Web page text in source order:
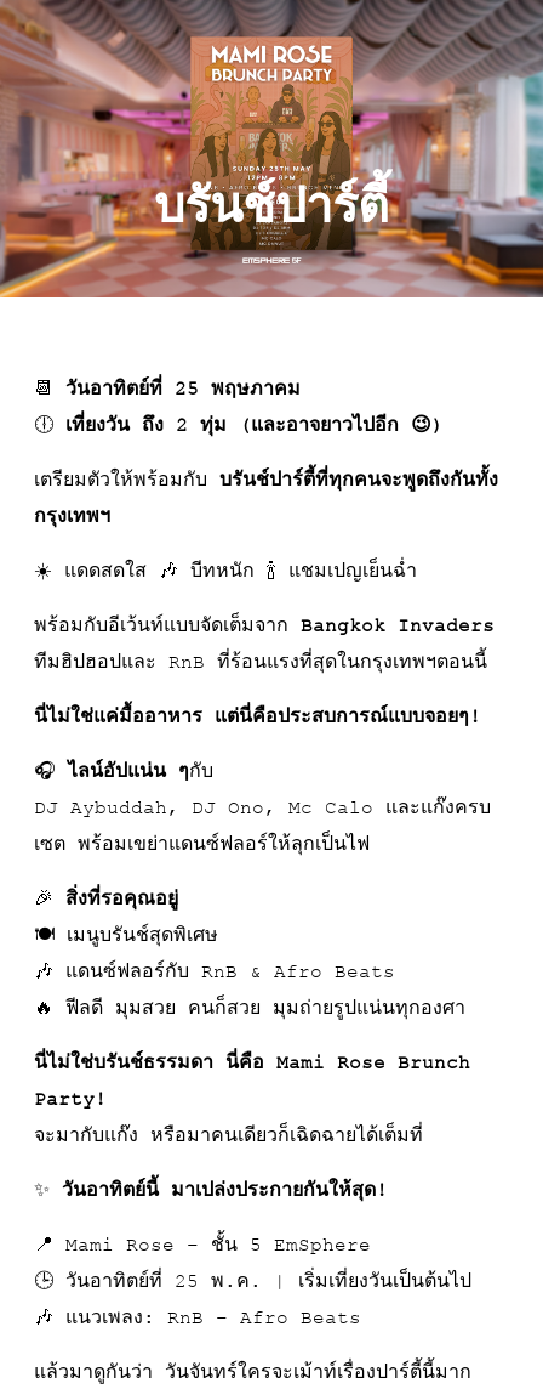
การจอง
บรันช์ปาร์ตี้
📆 วันอาทิตย์ที่ 25 พฤษภาคม
🕕 เที่ยงวัน ถึง 2 ทุ่ม (และอาจยาวไปอีก 😉)
เตรียมตัวให้พร้อมกับ บรันช์ปาร์ตี้ที่ทุกคนจะพูดถึงกันทั้ง
กรุงเทพฯ
☀️ แดดสดใส 🎶 บีทหนัก 🍾 แชมเปญเย็นฉ่ำ
พร้อมกับอีเว้นท์แบบจัดเต็มจาก Bangkok Invaders
ทีมฮิปฮอปและ RnB ที่ร้อนแรงที่สุดในกรุงเทพฯตอนนี้
นี่ไม่ใช่แค่มื้ออาหาร แต่นี่คือประสบการณ์แบบจอยๆ!
🎧ไลน์อัปแน่น ๆกับ
DJ Aybuddah, DJ Ono, Mc Calo และแก๊งครบ
เซต พร้อมเขย่าแดนซ์ฟลอร์ให้ลุกเป็นไฟ
🎉 สิ่งที่รอคุณอยู่
🍽️ เมนูบรันช์สุดพิเศษ
🎶 แดนซ์ฟลอร์กับ RnB & Afro Beats
🔥 ฟีลดี มุมสวย คนก็สวย มุมถ่ายรูปแน่นทุกองศา
นี่ไม่ใช่บรันช์ธรรมดา นี่คือ Mami Rose Brunch
Party!
จะมากับแก๊ง หรือมาคนเดียวก็เฉิดฉายได้เต็มที่
✨ วันอาทิตย์นี้ มาเปล่งประกายกันให้สุด!
📍 Mami Rose – ชั้น 5 EmSphere
🕒 วันอาทิตย์ที่ 25 พ.ค. | เริ่มเที่ยงวันเป็นต้นไป
🎶 แนวเพลง: RnB – Afro Beats
แล้วมาดูกันว่า วันจันทร์ใครจะเม้าท์เรื่องปาร์ตี้นี้มาก